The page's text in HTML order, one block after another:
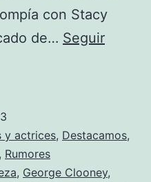
con Stacy
de… Seguir
y actrices, Destacamos,
, Rumores
, George Clooney,